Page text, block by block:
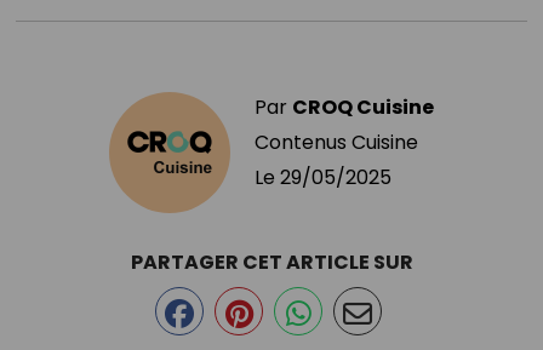
Par CROQ Cuisine
Contenus Cuisine
Le 29/05/2025
PARTAGER CET ARTICLE SUR